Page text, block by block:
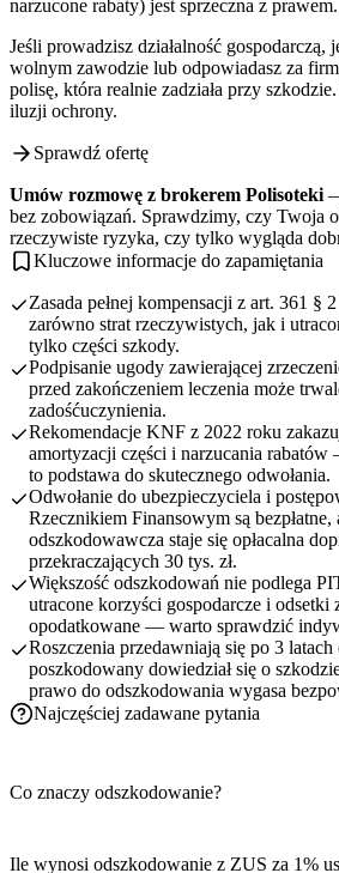
narzucone rabaty) jest sprzeczna z prawem.
Jeśli prowadzisz działalność gospodarczą,
wolnym zawodzie lub odpowiadasz za
polisę, która realnie zadziała przy
iluzji ochrony.
Sprawdź ofertę
Umów rozmowę z brokerem Polisoteki
bez zobowiązań. Sprawdzimy, czy Twoja
rzeczywiste ryzyka, czy tylko wygląda
Kluczowe informacje do zapamiętania
Zasada pełnej kompensacji z art. 361 §
zarówno strat rzeczywistych, jak i
tylko części szkody.
Podpisanie ugody zawierającej
przed zakończeniem leczenia może
zadośćuczynienia.
Rekomendacje KNF z 2022 roku
amortyzacji części i narzucania
to podstawa do skutecznego odwołania.
Odwołanie do ubezpieczyciela i
Rzecznikiem Finansowym są bezpłatne,
odszkodowawcza staje się opłacalna
przekraczających 30 tys. zł.
Większość odszkodowań nie podlega
utracone korzyści gospodarcze i odsetki
opodatkowane — warto sprawdzić
Roszczenia przedawniają się po 3
poszkodowany dowiedział się o
prawo do odszkodowania wygasa
Najczęściej zadawane pytania
Co znaczy odszkodowanie?
Ile wynosi odszkodowanie z ZUS za 1%